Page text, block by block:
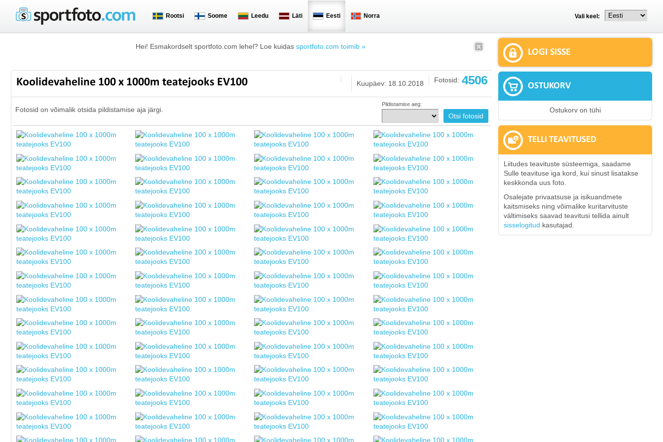
Rootsi Soome Leedu Läti Eesti Norra Vali keel:
Hei! Esmakordselt sportfoto.com lehel? Loe kuidas sportfoto.com toimib »
Koolidevaheline 100 x 1000m teatejooks EV100 Fotosid: 4506
Kuupäev: 18.10.2018
Fotosid on võimalik otsida pildistamise aja järgi.
Pildistamise aeg:
LOGI SISSE
OSTUKORV
Ostukorv on tühi
TELLI TEAVITUSED
Liitudes teavituste süsteemiga, saadame
Sulle teavituse iga kord, kui sinust lisatakse
keskkonda uus foto.
Osalejate privaatsuse ja isikuandmete
kaitsmiseks ning võimalike kuritarvituste
vältimiseks saavad teavitusi tellida ainult
sisselogitud kasutajad.